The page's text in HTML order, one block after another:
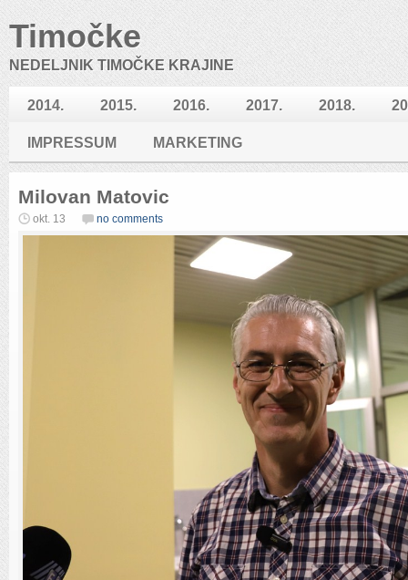
Timočke
NEDELJNIK TIMOČKE KRAJINE
2014. 2015. 2016. 2017. 2018.
IMPRESSUM MARKETING
Milovan Matovic
okt. 13 no comments